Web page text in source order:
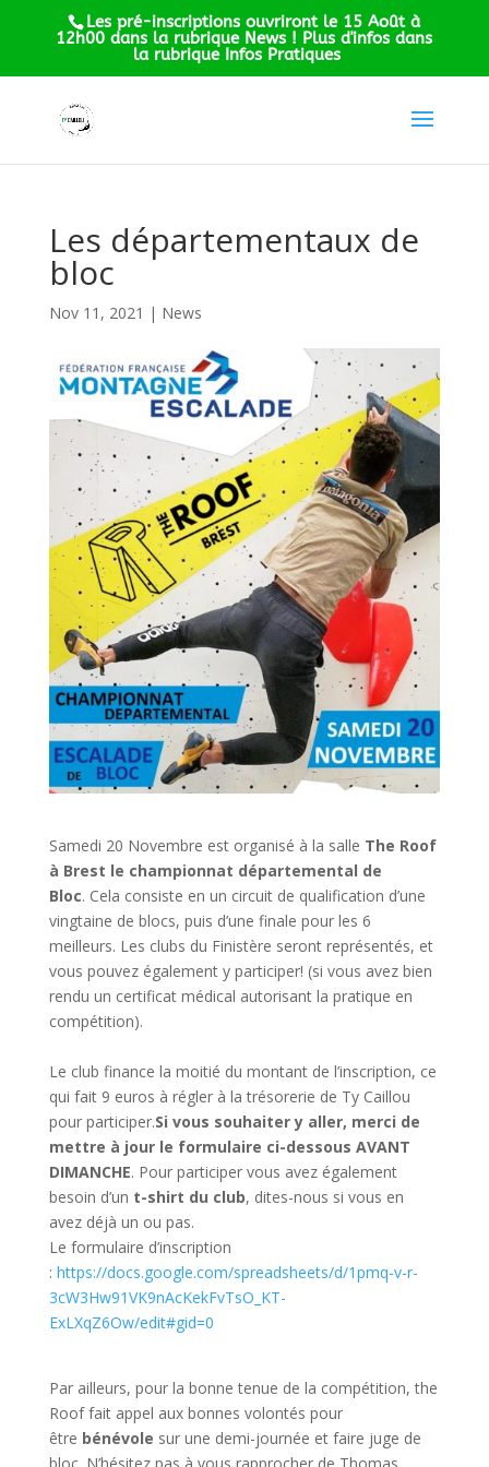
Les pré-inscriptions ouvriront le 15 Août à
12h00 dans la rubrique News ! Plus d'infos dans
la rubrique Infos Pratiques
Les départementaux de
bloc
Nov 11, 2021 | News
Samedi 20 Novembre est organisé à la salle The Roof
à Brest le championnat départemental de
Bloc. Cela consiste en un circuit de qualification d’une
vingtaine de blocs, puis d’une finale pour les 6
meilleurs. Les clubs du Finistère seront représentés, et
vous pouvez également y participer! (si vous avez bien
rendu un certificat médical autorisant la pratique en
compétition).
Le club finance la moitié du montant de l’inscription, ce
qui fait 9 euros à régler à la trésorerie de Ty Caillou
pour participer.Si vous souhaiter y aller, merci de
mettre à jour le formulaire ci-dessous AVANT
DIMANCHE. Pour participer vous avez également
besoin d’un t-shirt du club, dites-nous si vous en
avez déjà un ou pas.
Le formulaire d’inscription
: https://docs.google.com/spreadsheets/d/1pmq-v-r-
3cW3Hw91VK9nAcKekFvTsO_KT-
ExLXqZ6Ow/edit#gid=0
Par ailleurs, pour la bonne tenue de la compétition, the
Roof fait appel aux bonnes volontés pour
être bénévole sur une demi-journée et faire juge de